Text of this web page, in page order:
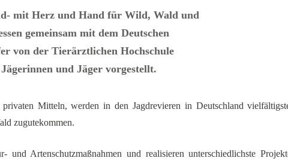
mit Herz und Hand für Wild, Wald und
gemeinsam mit dem Deutschen
von der Tierärztlichen Hochschule
und Jäger vorgestellt.
Mitteln, werden in den Jagdrevieren in Deutschland
zugutekommen.
Artenschutzmaßnahmen und realisieren unterschiedlichste